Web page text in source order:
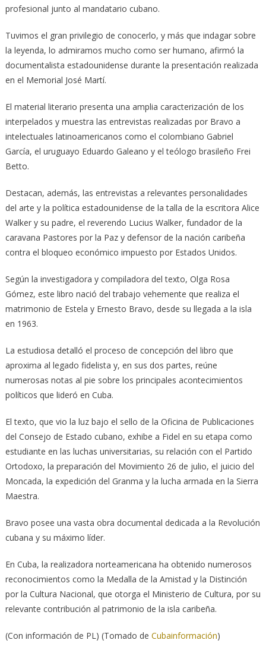
profesional junto al mandatario cubano.
Tuvimos el gran privilegio de conocerlo, y más que indagar sobre
la leyenda, lo admiramos mucho como ser humano, afirmó la
documentalista estadounidense durante la presentación realizada
en el Memorial José Martí.
El material literario presenta una amplia caracterización de los
interpelados y muestra las entrevistas realizadas por Bravo a
intelectuales latinoamericanos como el colombiano Gabriel
García, el uruguayo Eduardo Galeano y el teólogo brasileño Frei
Betto.
Destacan, además, las entrevistas a relevantes personalidades
del arte y la política estadounidense de la talla de la escritora Alice
Walker y su padre, el reverendo Lucius Walker, fundador de la
caravana Pastores por la Paz y defensor de la nación caribeña
contra el bloqueo económico impuesto por Estados Unidos.
Según la investigadora y compiladora del texto, Olga Rosa
Gómez, este libro nació del trabajo vehemente que realiza el
matrimonio de Estela y Ernesto Bravo, desde su llegada a la isla
en 1963.
La estudiosa detalló el proceso de concepción del libro que
aproxima al legado fidelista y, en sus dos partes, reúne
numerosas notas al pie sobre los principales acontecimientos
políticos que lideró en Cuba.
El texto, que vio la luz bajo el sello de la Oficina de Publicaciones
del Consejo de Estado cubano, exhibe a Fidel en su etapa como
estudiante en las luchas universitarias, su relación con el Partido
Ortodoxo, la preparación del Movimiento 26 de julio, el juicio del
Moncada, la expedición del Granma y la lucha armada en la Sierra
Maestra.
Bravo posee una vasta obra documental dedicada a la Revolución
cubana y su máximo líder.
En Cuba, la realizadora norteamericana ha obtenido numerosos
reconocimientos como la Medalla de la Amistad y la Distinción
por la Cultura Nacional, que otorga el Ministerio de Cultura, por su
relevante contribución al patrimonio de la isla caribeña.
(Con información de PL) (Tomado de Cubainformación)